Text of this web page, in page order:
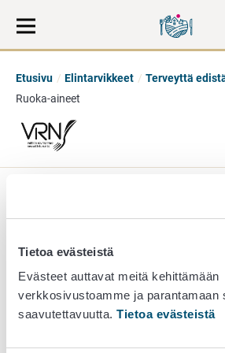
Tietoa evästeistä
Evästeet auttavat meitä kehittämään
verkkosivustoamme ja parantamaan
saavutettavuutta. Tietoa evästeistä
suoraan
sisältöön
koko
sivuston
Etusivu Elintarvikkeet
Terveyttä
Ruoka-aineet
Ruoka-aineet
Tässä osiossa esitellään erilaisia
käyttösuosituksia. On tärkeää
ainesosista ja vaihdella erilaisia